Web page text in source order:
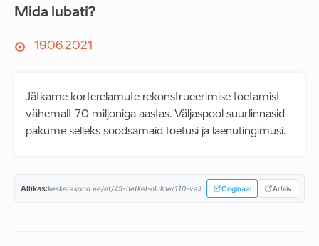
Mida lubati?
19.06.2021
Jätkame korterelamute rekonstrueerimise toetamist
vähemalt 70 miljoniga aastas. Väljaspool suurlinnasid
pakume selleks soodsamaid toetusi ja laenutingimusi.
Allikas: keskerakond.ee/et/45-hetkel-oluline/110-valimisplat-2021.html... Originaal Arhiiv